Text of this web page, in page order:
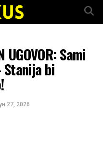
UGOVOR: Sami
bi
27, 2026